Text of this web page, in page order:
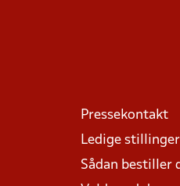
Pressekontakt
Ledige stillinger
Sådan bestiller